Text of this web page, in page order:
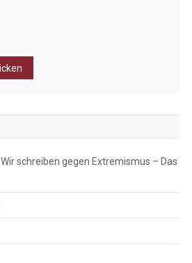
Wir schreiben gegen Extremismus – Das